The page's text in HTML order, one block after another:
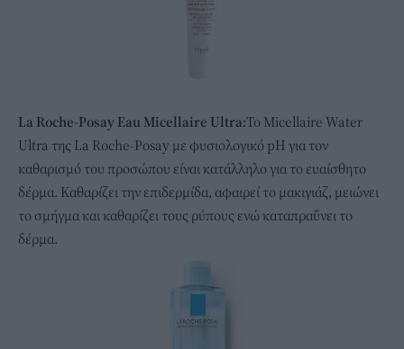
La Roche-Posay Eau Micellaire Ultra:To Micellaire Water
Ultra της La Roche-Posay με φυσιολογικό pH για τον
καθαρισμό του προσώπου είναι κατάλληλο για το ευαίσθητο
δέρμα. Καθαρίζει την επιδερμίδα, αφαιρεί το μακιγιάζ, μειώνει
το σμήγμα και καθαρίζει τους ρύπους ενώ καταπραΰνει το
δέρμα.